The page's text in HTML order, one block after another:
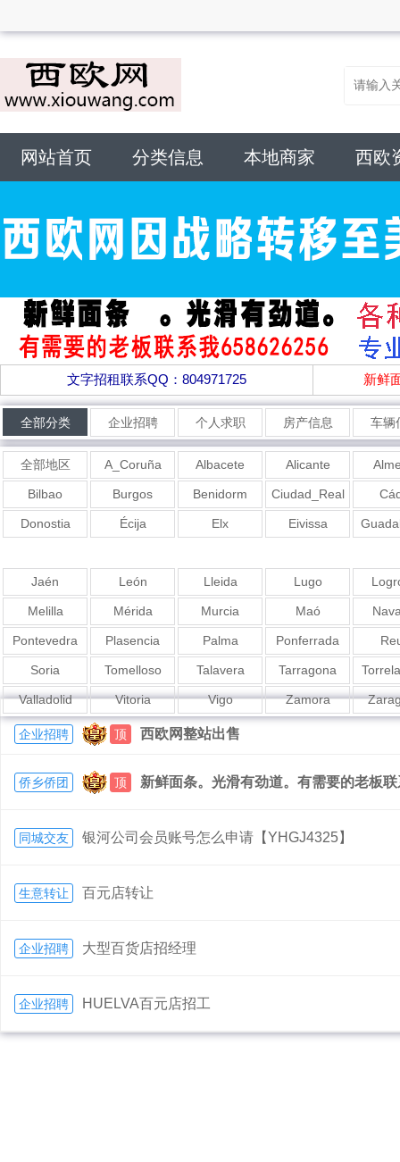
网站首页 分类信息 本地商家 西欧
文字招租联系QQ：804971725 新鲜
全部分类 企业招聘 个人求职 房产信息 车辆
全部地区 A_Coruña Albacete Alicante
Bilbao Burgos Benidorm Ciudad_Real
Donostia Écija Elx Eivissa
Jaén León Lleida Lugo
Melilla Mérida Murcia Maó
Pontevedra Plasencia Palma Ponferrada
Soria Tomelloso Talavera Tarragona
Valladolid Vitoria Vigo Zamora
企业招聘 顶 西欧网整站出售
侨乡侨团 顶 新鲜面条。光滑有劲道。有需要的老板
同城交友 银河公司会员账号怎么申请【YHGJ4325】
生意转让 百元店转让
企业招聘 大型百货店招经理
企业招聘 HUELVA百元店招工